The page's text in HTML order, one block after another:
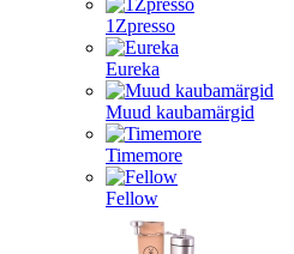
1Zpresso
Eureka
Muud kaubamärgid
Timemore
Fellow